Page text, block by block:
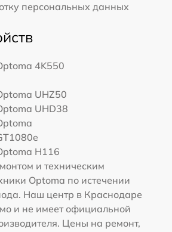
персональных данных
4K550
UHZ50
UHD38
H116
и техническим
Optoma по истечении
Наш центр в Краснодаре
и не имеет официальной
Цены на ремонт,